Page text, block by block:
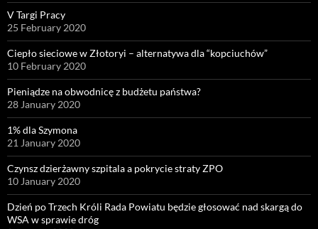
V Targi Pracy
25 February 2020
Ciepło sieciowe w Złotoryi – alternatywa dla “kopciuchów”
10 February 2020
Pieniądze na obwodnicę z budżetu państwa?
28 January 2020
1% dla Szymona
21 January 2020
Czynsz dzierżawny szpitala a pokrycie straty ZPO
10 January 2020
Dzień po Trzech Króli Rada Powiatu będzie głosować nad skargą do
WSA w sprawie dróg